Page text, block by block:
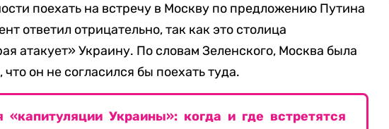
поехать на встречу в Москву по предложению Путина
ответил отрицательно, так как это столица
атакует» Украину. По словам Зеленского, Москва была
он не согласился бы поехать туда.
«капитуляции Украины»: когда и где встретятся